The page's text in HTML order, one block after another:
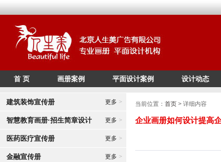
/* */
首 页 画册案例 平面设计案例 设计动态
建筑装饰宣传册 更多 >
智慧教育画册·招生简章设计 更多 >
医药医疗宣传册 更多 >
金融宣传册 更多 >
当前位置： 首页 > 详细内容
企业画册如何设计提高